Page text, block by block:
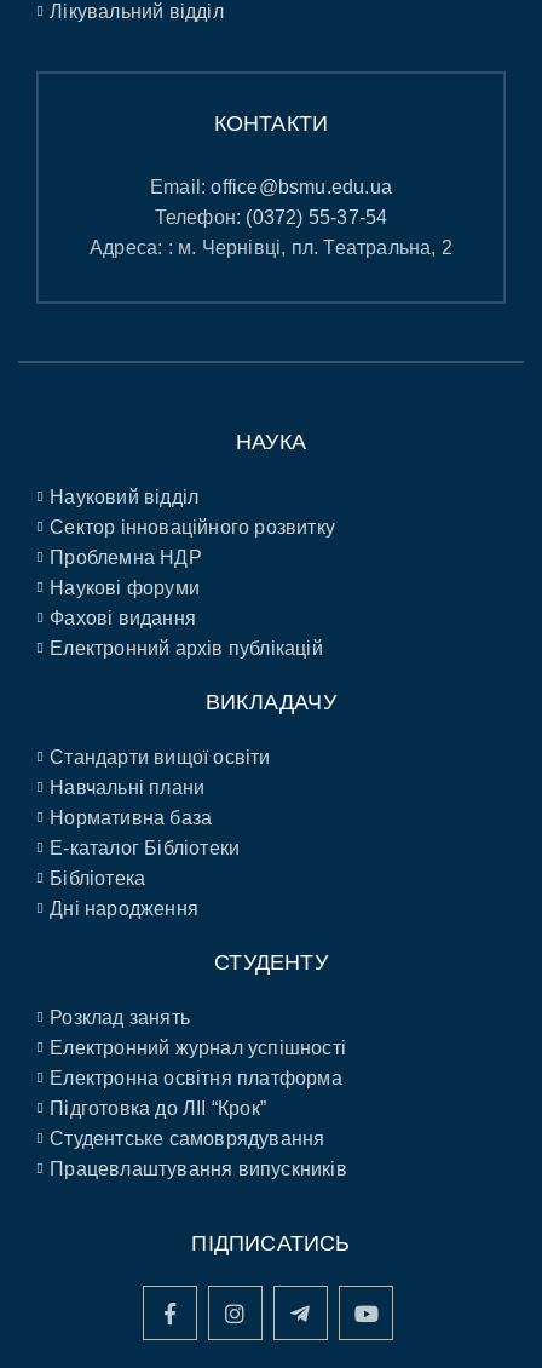
Лікувальний відділ
КОНТАКТИ
Email:office@bsmu.edu.ua
Телефон: (0372) 55-37-54
Адреса: : м. Чернівці, пл. Театральна, 2
НАУКА
Науковий відділ
Сектор інноваційного розвитку
Проблемна НДР
Наукові форуми
Фахові видання
Електронний архів публікацій
ВИКЛАДАЧУ
Стандарти вищої освіти
Навчальні плани
Нормативна база
E-каталог Бібліотеки
Бібліотека
Дні народження
СТУДЕНТУ
Розклад занять
Електронний журнал успішності
Електронна освітня платформа
Підготовка до ЛІІ “Крок”
Студентське самоврядування
Працевлаштування випускників
ПІДПИСАТИСЬ